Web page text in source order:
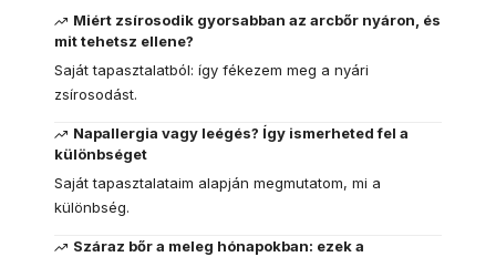
Miért zsírosodik gyorsabban az arcbőr nyáron, és
mit tehetsz ellene?
Saját tapasztalatból: így fékezem meg a nyári
zsírosodást.
Napallergia vagy leégés? Így ismerheted fel a
különbséget
Saját tapasztalataim alapján megmutatom, mi a
különbség.
Száraz bőr a meleg hónapokban: ezek a